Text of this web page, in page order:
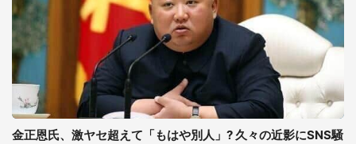
金正恩氏、激ヤセ超えて「もはや別人」? 久々の近影にSNS騒